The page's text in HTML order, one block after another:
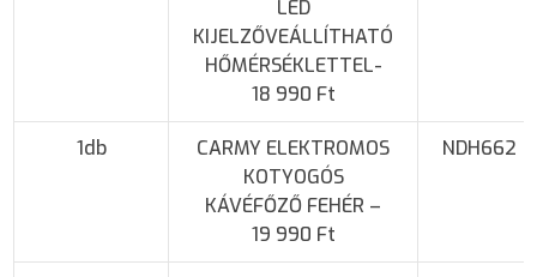
LED
KIJELZŐVEÁLLÍTHATÓ
HŐMÉRSÉKLETTEL-
18 990 Ft
1db
CARMY ELEKTROMOS
KOTYOGÓS
KÁVÉFŐZŐ FEHÉR –
19 990 Ft
NDH662